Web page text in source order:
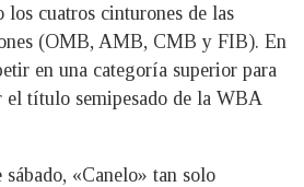
cuatros cinturones de las
(OMB, AMB, CMB y FIB). En
en una categoría superior para
el título semipesado de la WBA
sábado, «Canelo» tan solo